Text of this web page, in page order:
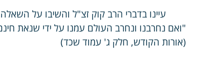
עיינו בדברי הרב קוק זצ"ל והשיבו על
"ואם נחרבנו ונחרב העולם עמנו על ידי שנאת
(אורות הקודש, חלק ג' עמוד שכד)